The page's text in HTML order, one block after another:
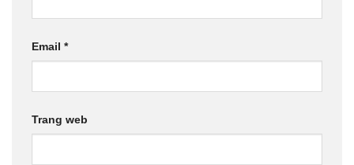
Email *
Trang web